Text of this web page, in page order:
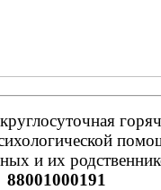
и их
88001000191